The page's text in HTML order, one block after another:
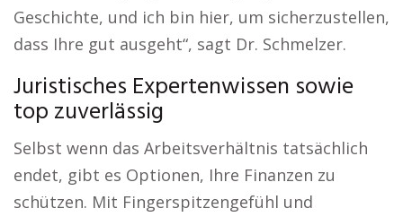
Geschichte, und ich bin hier, um sicherzustellen,
dass Ihre gut ausgeht“, sagt Dr. Schmelzer.
Juristisches Expertenwissen sowie
top zuverlässig
Selbst wenn das Arbeitsverhältnis tatsächlich
endet, gibt es Optionen, Ihre Finanzen zu
schützen. Mit Fingerspitzengefühl und